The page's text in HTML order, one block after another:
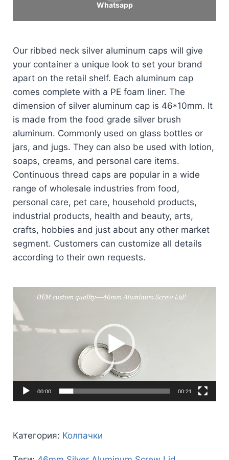
Whatsapp
Our ribbed neck silver aluminum caps will give
your container a unique look to set your brand
apart on the retail shelf. Each aluminum cap
comes complete with a PE foam liner. The
dimension of silver aluminum cap is 46*10mm. It
is made from the food grade silver brush
aluminum. Commonly used on glass bottles or
jars, and jugs. They can also be used with lotion,
soaps, creams, and personal care items.
Continuous thread caps are popular in a wide
range of wholesale industries from food,
personal care, pet care, household products,
industrial products, health and beauty, arts,
crafts, hobbies and just about any other market
segment. Customers can customize all details
according to their own requests.
Видеоплеер
00:00 00:21
Категория: Колпачки